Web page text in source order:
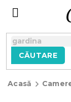
CĂUTARE
Acasă